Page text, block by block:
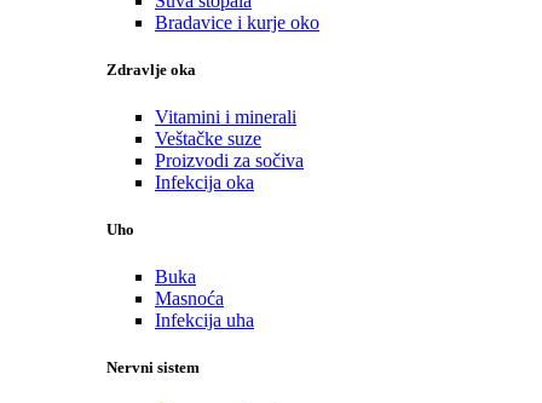
Bradavice i kurje oko
Zdravlje oka
Vitamini i minerali
Veštačke suze
Proizvodi za sočiva
Infekcija oka
Uho
Buka
Masnoća
Infekcija uha
Nervni sistem